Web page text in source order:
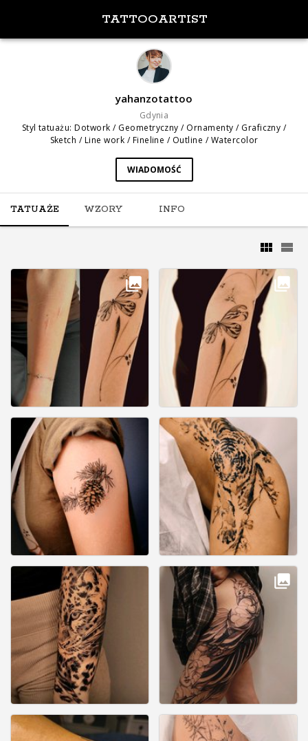
TATTOOARTIST
yahanzotattoo
Gdynia
Styl tatuażu: Dotwork / Geometryczny / Ornamenty / Graficzny /
Sketch / Line work / Fineline / Outline / Watercolor
WIADOMOŚĆ
TATUAŻE WZORY INFO